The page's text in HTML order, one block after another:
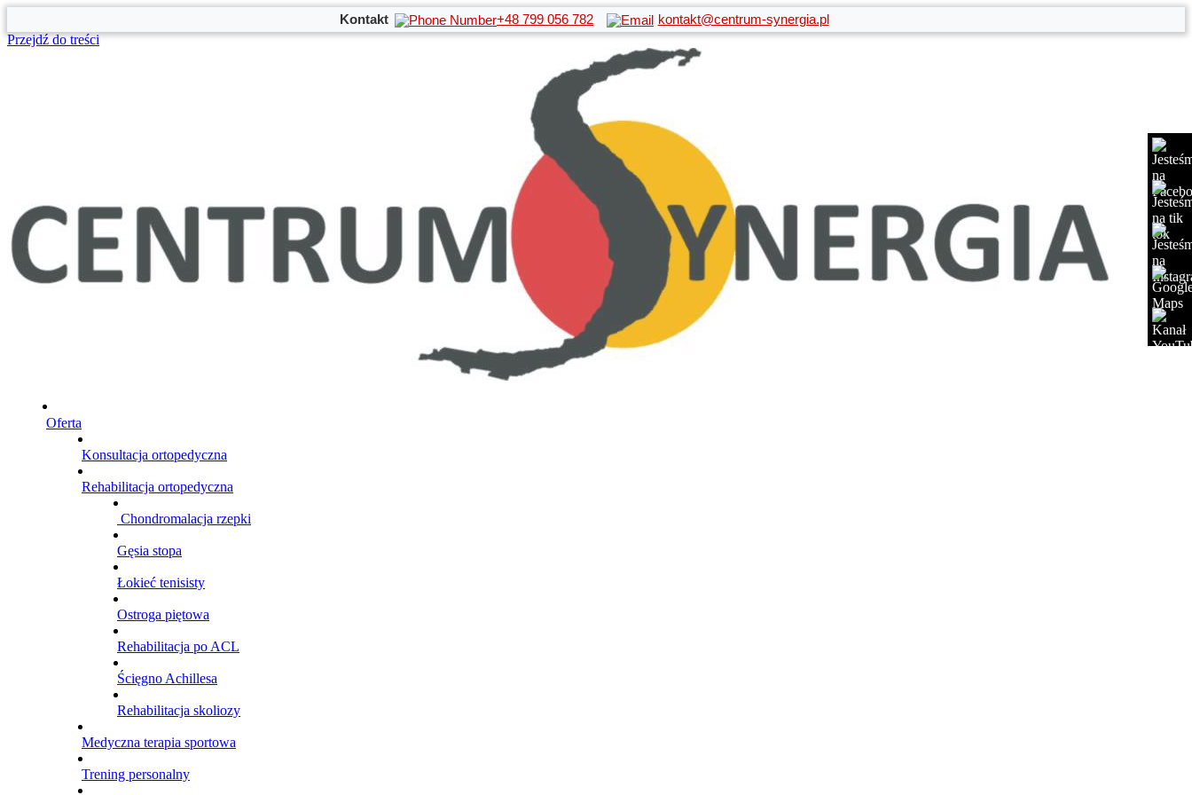
Kontakt +48 799 056 782
kontakt@centrum-synergia.pl
Przejdź do treści
Oferta
Konsultacja ortopedyczna
Rehabilitacja ortopedyczna
Chondromalacja rzepki
Gęsia stopa
Łokieć tenisisty
Ostroga piętowa
Rehabilitacja po ACL
Ścięgno Achillesa
Rehabilitacja skoliozy
Medyczna terapia sportowa
Trening personalny